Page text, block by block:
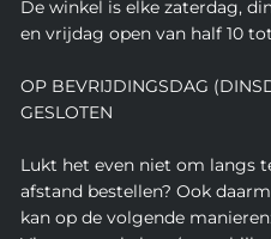
De winkel is elke zaterdag,
en vrijdag open van half 10
OP BEVRIJDINGSDAG
GESLOTEN
Lukt het even niet om langs
afstand bestellen? Ook
kan op de volgende